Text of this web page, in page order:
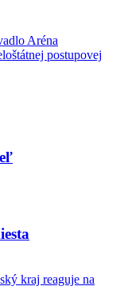
Aréna
postupovej